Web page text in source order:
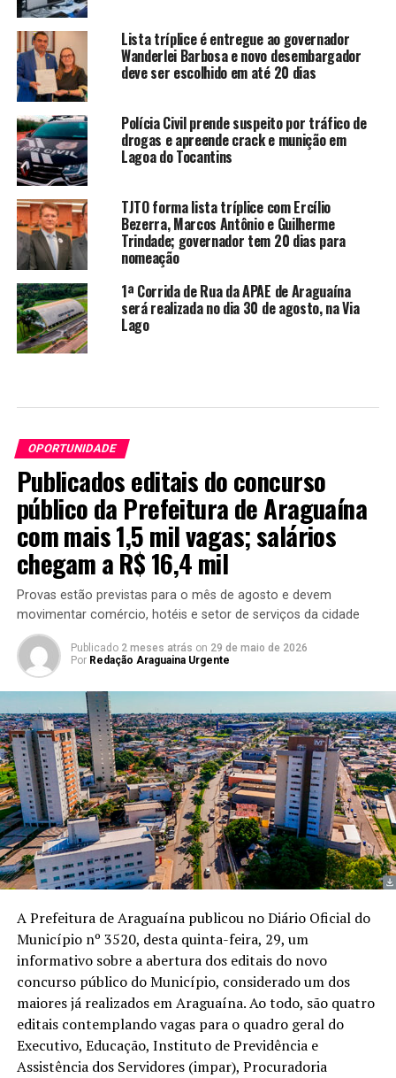
Lista tríplice é entregue ao governador
Wanderlei Barbosa e novo desembargador
deve ser escolhido em até 20 dias
Polícia Civil prende suspeito por tráfico de
drogas e apreende crack e munição em
Lagoa do Tocantins
TJTO forma lista tríplice com Ercílio
Bezerra, Marcos Antônio e Guilherme
Trindade; governador tem 20 dias para
nomeação
1ª Corrida de Rua da APAE de Araguaína
será realizada no dia 30 de agosto, na Via
Lago
OPORTUNIDADE
Publicados editais do concurso
público da Prefeitura de Araguaína
com mais 1,5 mil vagas; salários
chegam a R$ 16,4 mil
Provas estão previstas para o mês de agosto e devem
movimentar comércio, hotéis e setor de serviços da cidade
Publicado 2 meses atrás on 29 de maio de 2026
Por Redação Araguaina Urgente
A Prefeitura de Araguaína publicou no Diário Oficial do
Município nº 3520, desta quinta-feira, 29, um
informativo sobre a abertura dos editais do novo
concurso público do Município, considerado um dos
maiores já realizados em Araguaína. Ao todo, são quatro
editais contemplando vagas para o quadro geral do
Executivo, Educação, Instituto de Previdência e
Assistência dos Servidores (impar), Procuradoria